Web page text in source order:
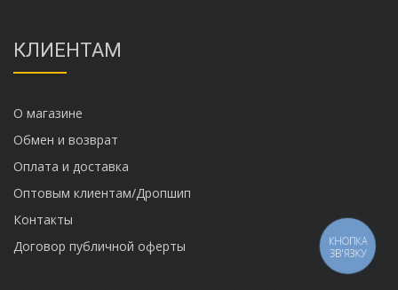
КЛИЕНТАМ
О магазине
Обмен и возврат
Оплата и доставка
Оптовым клиентам/Дропшип
Контакты
Договор публичной оферты
КНОПКА
ЗВ'ЯЗКУ